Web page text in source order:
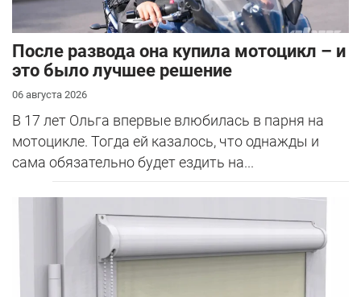
После развода она купила мотоцикл – и
это было лучшее решение
06 августа 2026
В 17 лет Ольга впервые влюбилась в парня на
мотоцикле. Тогда ей казалось, что однажды и
сама обязательно будет ездить на...